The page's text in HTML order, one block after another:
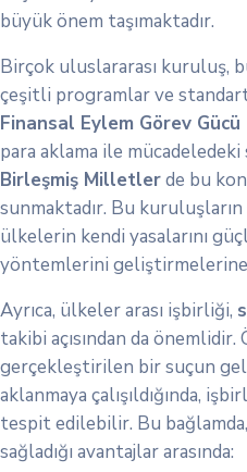
büyük önem taşımaktadır.
Birçok uluslararası kuruluş,
çeşitli programlar ve
Finansal Eylem Görev Gücü
para aklama ile
Birleşmiş Milletlerde bu
sunmaktadır. Bu kuruluşların
ülkelerin kendi yasalarını
yöntemlerini geliştirmelerine
Ayrıca, ülkeler arası işbirliği,
takibi açısından da
gerçekleştirilen bir suçun
aklanmaya çalışıldığında,
tespit edilebilir. Bu
sağladığı avantajlar arasında: